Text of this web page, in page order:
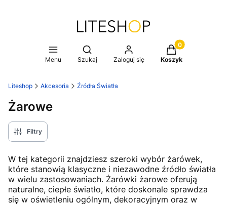
Menu
Otwórz wyszukiwarkę
Szukaj Zaloguj się
Produkty w
Koszyk
Liteshop Akcesoria Źródła Światła
Żarowe
Filtry
W tej kategorii znajdziesz szeroki wybór żarówek,
które stanowią klasyczne i niezawodne źródło światła
w wielu zastosowaniach. Żarówki żarowe oferują
naturalne, ciepłe światło, które doskonale sprawdza
się w oświetleniu ogólnym, dekoracyjnym oraz w